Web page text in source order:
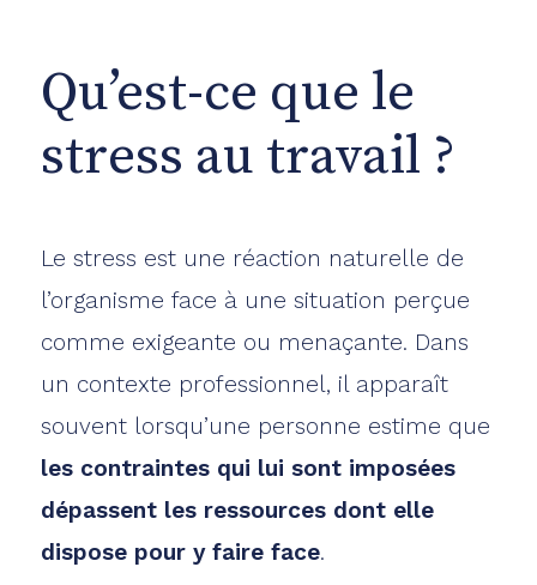
Qu’est-ce que le
stress au travail ?
Le stress est une réaction naturelle de
l’organisme face à une situation perçue
comme exigeante ou menaçante. Dans
un contexte professionnel, il apparaît
souvent lorsqu’une personne estime que
les contraintes qui lui sont imposées
dépassent les ressources dont elle
dispose pour y faire face.